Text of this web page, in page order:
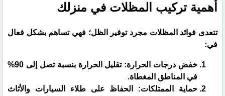
​أهمية تركيب المظلات في منزلك
​تتعدى فوائد المظلات مجرد توفير الظل؛ فهي تساهم بشكل فعال
في:
​خفض درجات الحرارة: تقليل الحرارة بنسبة تصل إلى 90%
في المناطق المغطاة.
​حماية الممتلكات: الحفاظ على طلاء السيارات والأثاث